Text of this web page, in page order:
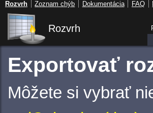
Rozvrh
Exportovať
Môžete si vybrať
Rozvrh Zoznam chýb Dokumentácia FAQ